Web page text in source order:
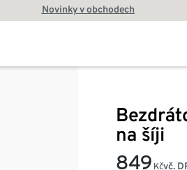
Novinky v obchodech
na šíji
849 Kčvč.